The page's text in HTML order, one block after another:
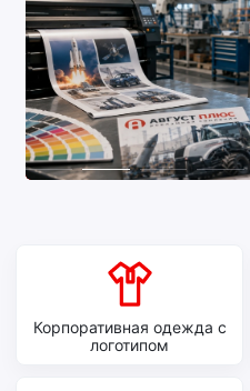
Корпоративная одежда с
логотипом